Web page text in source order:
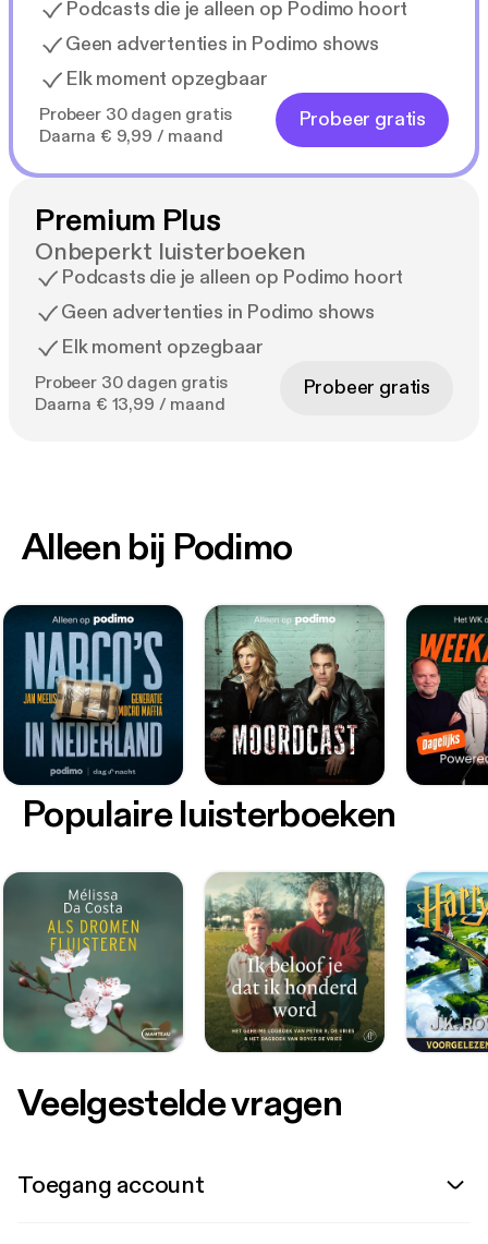
Podcasts die je alleen op Podimo hoort
Geen advertenties in Podimo shows
Elk moment opzegbaar
Probeer 30 dagen gratis
Daarna € 9,99 / maand
Probeer gratis
Premium Plus
Onbeperkt luisterboeken
Podcasts die je alleen op Podimo hoort
Geen advertenties in Podimo shows
Elk moment opzegbaar
Probeer 30 dagen gratis
Daarna € 13,99 / maand
Probeer gratis
Alleen bij Podimo
Populaire luisterboeken
Veelgestelde vragen
Toegang account